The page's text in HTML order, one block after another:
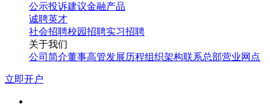
公示投诉建议金融产品
诚聘英才
社会招聘校园招聘实习招聘
关于我们
公司简介董事高管发展历程组织架构联系总部营业网点
立即开户